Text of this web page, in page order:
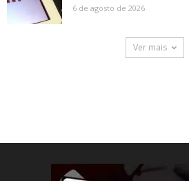
6 de agosto de 2026
Ver mais